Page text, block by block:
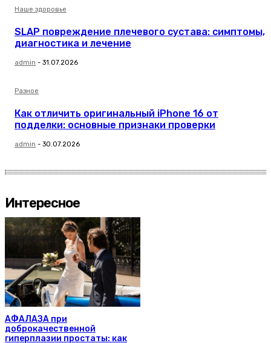
Наше здоровье
SLAP повреждение плечевого сустава: симптомы,
диагностика и лечение
admin - 31.07.2026
Разное
Как отличить оригинальный iPhone 16 от
подделки: основные признаки проверки
admin - 30.07.2026
Интересное
АФАЛАЗА при
доброкачественной
гиперплазии простаты: как